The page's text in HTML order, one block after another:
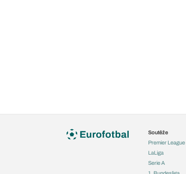
Soutěže
Premier League
LaLiga
Serie A